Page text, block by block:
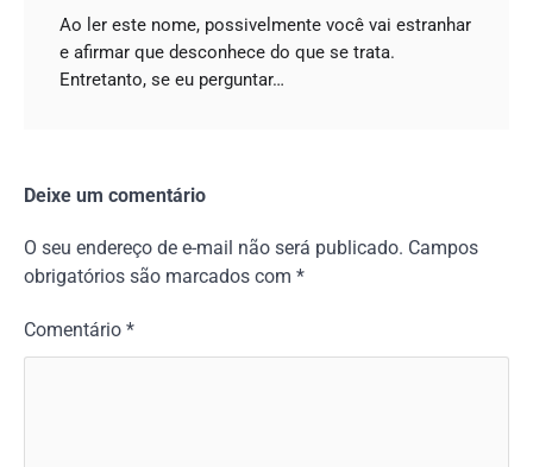
Ao ler este nome, possivelmente você vai estranhar
e afirmar que desconhece do que se trata.
Entretanto, se eu perguntar…
Deixe um comentário
O seu endereço de e-mail não será publicado. Campos
obrigatórios são marcados com *
Comentário *